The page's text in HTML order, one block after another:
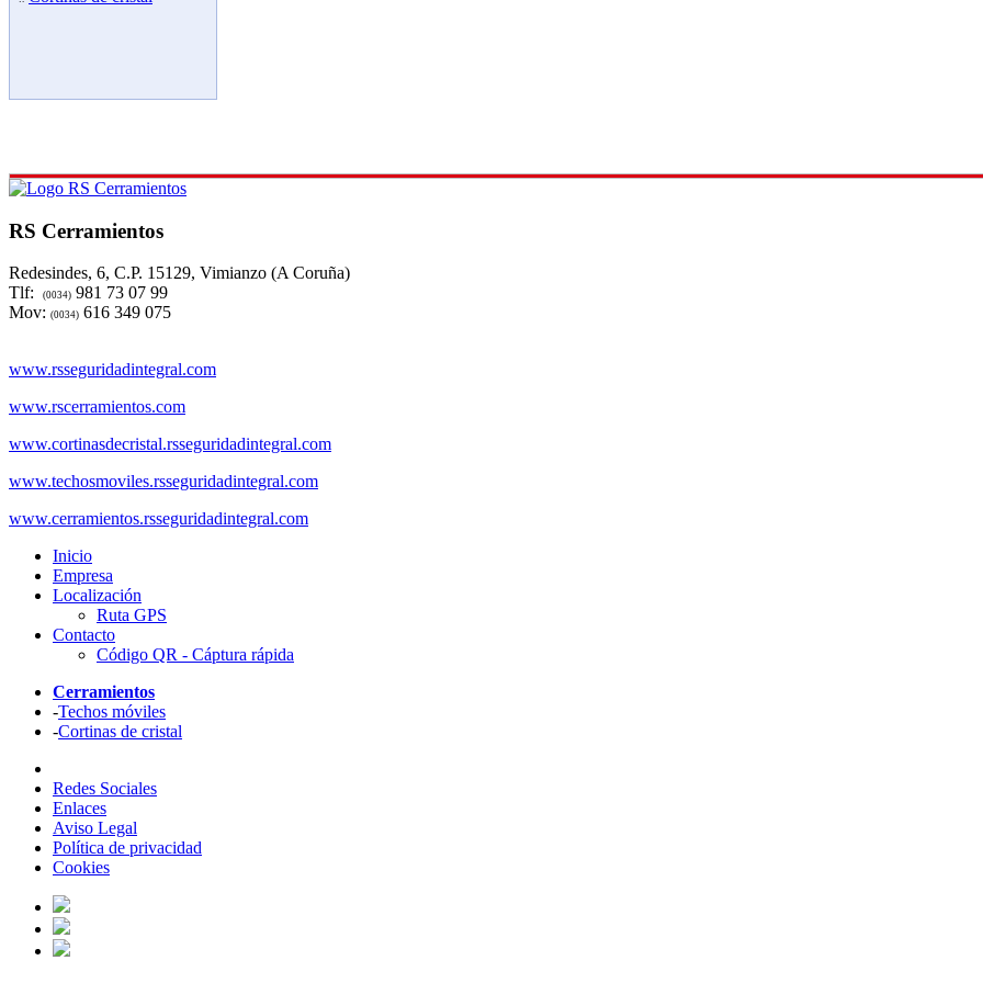
RS Cerramientos
Redesindes, 6, C.P. 15129, Vimianzo (A Coruña)
Tlf:
(0034) 981 73 07 99
Mov: (0034) 616 349 075
www.rsseguridadintegral.com
www.rscerramientos.com
www.cortinasdecristal.rsseguridadintegral.com
www.techosmoviles.rsseguridadintegral.com
www.cerramientos.rsseguridadintegral.com
Inicio
Empresa
Localización
Ruta GPS
Contacto
Código QR - Cáptura rápida
Cerramientos
-Techos móviles
-Cortinas de cristal
Redes Sociales
Enlaces
Aviso Legal
Política de privacidad
Cookies